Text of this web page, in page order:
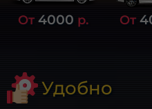
От4000 р. От
Удобно